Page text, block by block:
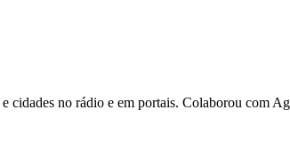
no rádio e em portais. Colaborou com